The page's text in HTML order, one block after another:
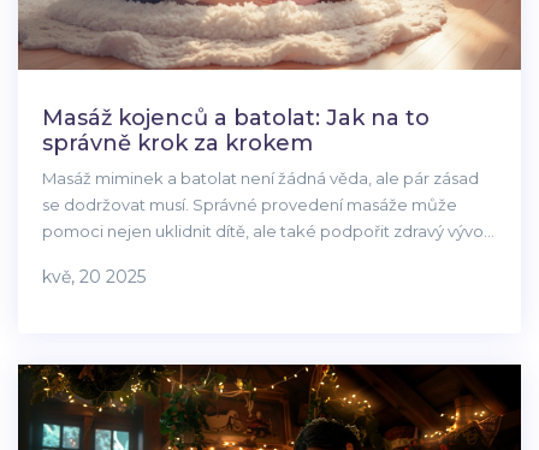
Masáž kojenců a batolat: Jak na to
správně krok za krokem
Masáž miminek a batolat není žádná věda, ale pár zásad
se dodržovat musí. Správné provedení masáže může
pomoci nejen uklidnit dítě, ale také podpořit zdravý vývoj
připravit a na co si dát pozor. Prozradíme i nejčastější
kvě, 20 2025